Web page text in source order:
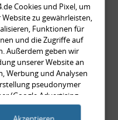
mit
US-Ecken,
Typ 89,
+
999,99 €
999,99 € pro 1
Cookies und Pixel, um
zu gewährleisten,
Funktionen für
und die Zugriffe auf
Außerdem geben wir
unserer Website an
Werbung und Analysen
pseudonymer
(Google Advertising
möglicherweise mit
bereitgestellt haben